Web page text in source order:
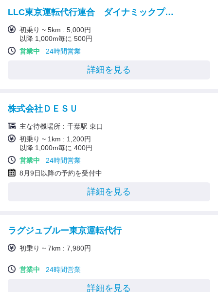
LLC東京運転代行連合 ダイナミックプライシング代行（イイね！代行）
初乗り ~ 5km : 5,000円
以降 1,000m毎に 500円
営業中
24時間営業
詳細を見る
株式会社ＤＥＳＵ
主な待機場所：千葉駅 東口
初乗り ~ 1km : 1,200円
以降 1,000m毎に 400円
営業中
24時間営業
8月9日以降の予約を受付中
詳細を見る
ラグジュブルー東京運転代行
初乗り ~ 7km : 7,980円
営業中 24時間営業
詳細を見る